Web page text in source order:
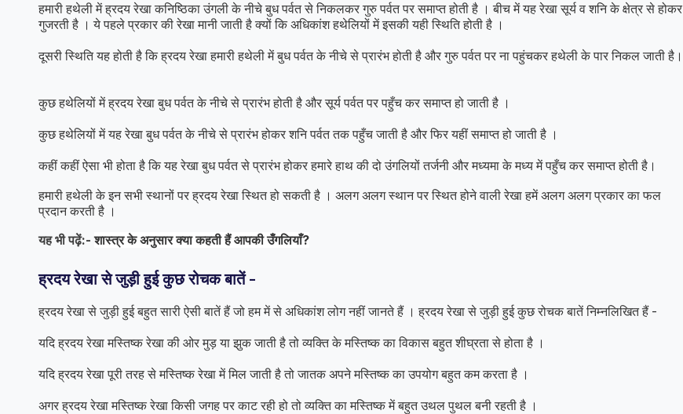
हमारी हथेली में ह्रदय रेखा कनिष्ठिका उंगली के नीचे बुध पर्वत से निकलकर गुरु पर्वत पर समाप्त होती है । बीच में यह रेखा सूर्य व शनि के क्षेत्र से होकर
गुजरती है । ये पहले प्रकार की रेखा मानी जाती है क्यों कि अधिकांश हथेलियों में इसकी यही स्थिति होती है ।
दूसरी स्थिति यह होती है कि ह्रदय रेखा हमारी हथेली में बुध पर्वत के नीचे से प्रारंभ होती है और गुरु पर्वत पर ना पहुंचकर हथेली के पार निकल जाती है।
कुछ हथेलियों में ह्रदय रेखा बुध पर्वत के नीचे से प्रारंभ होती है और सूर्य पर्वत पर पहुँच कर समाप्त हो जाती है ।
कुछ हथेलियों में यह रेखा बुध पर्वत के नीचे से प्रारंभ होकर शनि पर्वत तक पहुँच जाती है और फिर यहीं समाप्त हो जाती है ।
कहीं कहीं ऐसा भी होता है कि यह रेखा बुध पर्वत से प्रारंभ होकर हमारे हाथ की दो उंगलियों तर्जनी और मध्यमा के मध्य में पहुँच कर समाप्त होती है।
हमारी हथेली के इन सभी स्थानों पर ह्रदय रेखा स्थित हो सकती है । अलग अलग स्थान पर स्थित होने वाली रेखा हमें अलग अलग प्रकार का फल
प्रदान करती है ।
यह भी पढ़ें:-शास्त्र के अनुसार क्या कहती हैं आपकी उँगलियाँ?
ह्रदय रेखा से जुड़ी हुई कुछ रोचक बातें -
ह्रदय रेखा से जुड़ी हुई बहुत सारी ऐसी बातें हैं जो हम में से अधिकांश लोग नहीं जानते हैं । ह्रदय रेखा से जुड़ी हुई कुछ रोचक बातें निम्नलिखित हैं -
यदि ह्रदय रेखा मस्तिष्क रेखा की ओर मुड़ या झुक जाती है तो व्यक्ति के मस्तिष्क का विकास बहुत शीघ्रता से होता है ।
यदि ह्रदय रेखा पूरी तरह से मस्तिष्क रेखा में मिल जाती है तो जातक अपने मस्तिष्क का उपयोग बहुत कम करता है ।
अगर ह्रदय रेखा मस्तिष्क रेखा किसी जगह पर काट रही हो तो व्यक्ति का मस्तिष्क में बहुत उथल पुथल बनी रहती है ।